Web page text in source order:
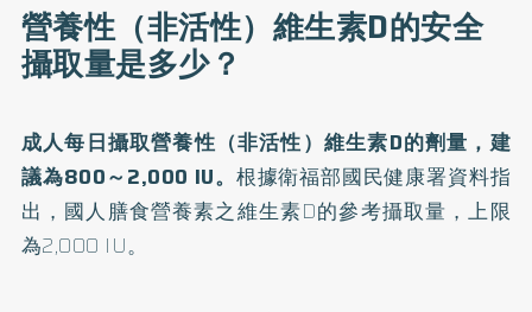
營養性（非活性）維生素D的安全
攝取量是多少？
成人每日攝取營養性（非活性）維生素D的劑量，建
議為800～2,000 IU。 根據衛福部國民健康署資料指
出，國人膳食營養素之維生素D的參考攝取量，上限
為2,000 IU。